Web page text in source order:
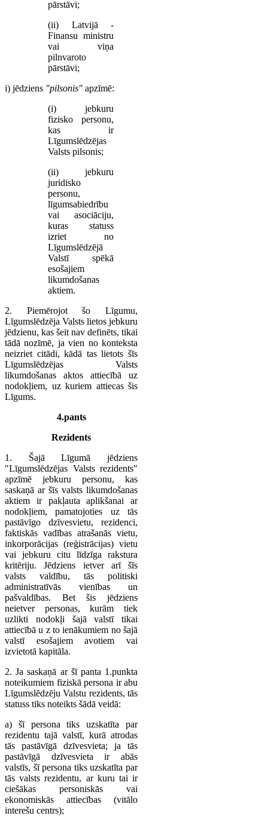
pārstāvi;
(ii) Latvijā -
Finansu ministru
vai viņa
pilnvaroto
pārstāvi;
i) jēdziens "pilsonis" apzīmē:
(i) jebkuru
fizisko personu,
kas ir
Līgumslēdzējas
Valsts pilsonis;
(ii) jebkuru
juridisko
personu,
līgumsabiedrību
vai asociāciju,
kuras statuss
izriet no
Līgumslēdzējā
Valstī spēkā
esošajiem
likumdošanas
aktiem.
2. Piemērojot šo Līgumu,
Līgumslēdzēja Valsts lietos jebkuru
jēdzienu, kas šeit nav definēts, tikai
tādā nozīmē, ja vien no konteksta
neizriet citādi, kādā tas lietots šīs
Līgumslēdzējas Valsts
likumdošanas aktos attiecībā uz
nodokļiem, uz kuriem attiecas šis
Līgums.
4.pants
Rezidents
1. Šajā Līgumā jēdziens
"Līgumslēdzējas Valsts rezidents"
apzīmē jebkuru personu, kas
saskaņā ar šīs valsts likumdošanas
aktiem ir pakļauta aplikšanai ar
nodokļiem, pamatojoties uz tās
pastāvīgo dzīvesvietu, rezidenci,
faktiskās vadības atrašanās vietu,
inkorporācijas (reģistrācijas) vietu
vai jebkuru citu līdzīga rakstura
kritēriju. Jēdziens ietver arī šīs
valsts valdību, tās politiski
administratīvās vienības un
pašvaldības. Bet šis jēdziens
neietver personas, kurām tiek
uzlikti nodokļi šajā valstī tikai
attiecībā u z to ienākumiem no šajā
valstī esošajiem avotiem vai
izvietotā kapitāla.
2. Ja saskaņā ar šī panta 1.punkta
noteikumiem fiziskā persona ir abu
Līgumslēdzēju Valstu rezidents, tās
statuss tiks noteikts šādā veidā:
a) šī persona tiks uzskatīta par
rezidentu tajā valstī, kurā atrodas
tās pastāvīgā dzīvesvieta; ja tās
pastāvīgā dzīvesvieta ir abās
valstīs, šī persona tiks uzskatīta par
tās valsts rezidentu, ar kuru tai ir
ciešākas personiskās vai
ekonomiskās attiecības (vitālo
interešu centrs);